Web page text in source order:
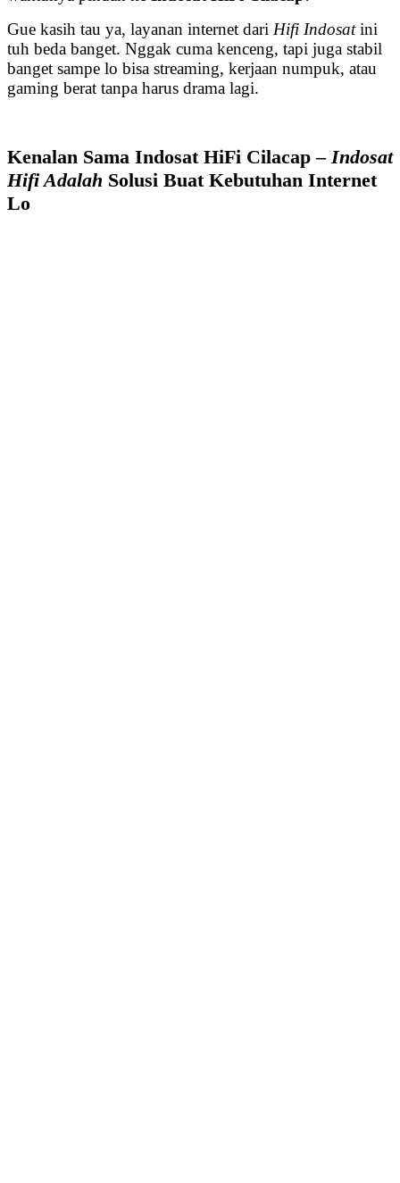
Gue kasih tau ya, layanan internet dari Hifi Indosatini
tuh beda banget. Nggak cuma kenceng, tapi juga stabil
banget sampe lo bisa streaming, kerjaan numpuk, atau
gaming berat tanpa harus drama lagi.
Kenalan Sama Indosat HiFi Cilacap – Indosat
Hifi Adalah Solusi Buat Kebutuhan Internet
Lo